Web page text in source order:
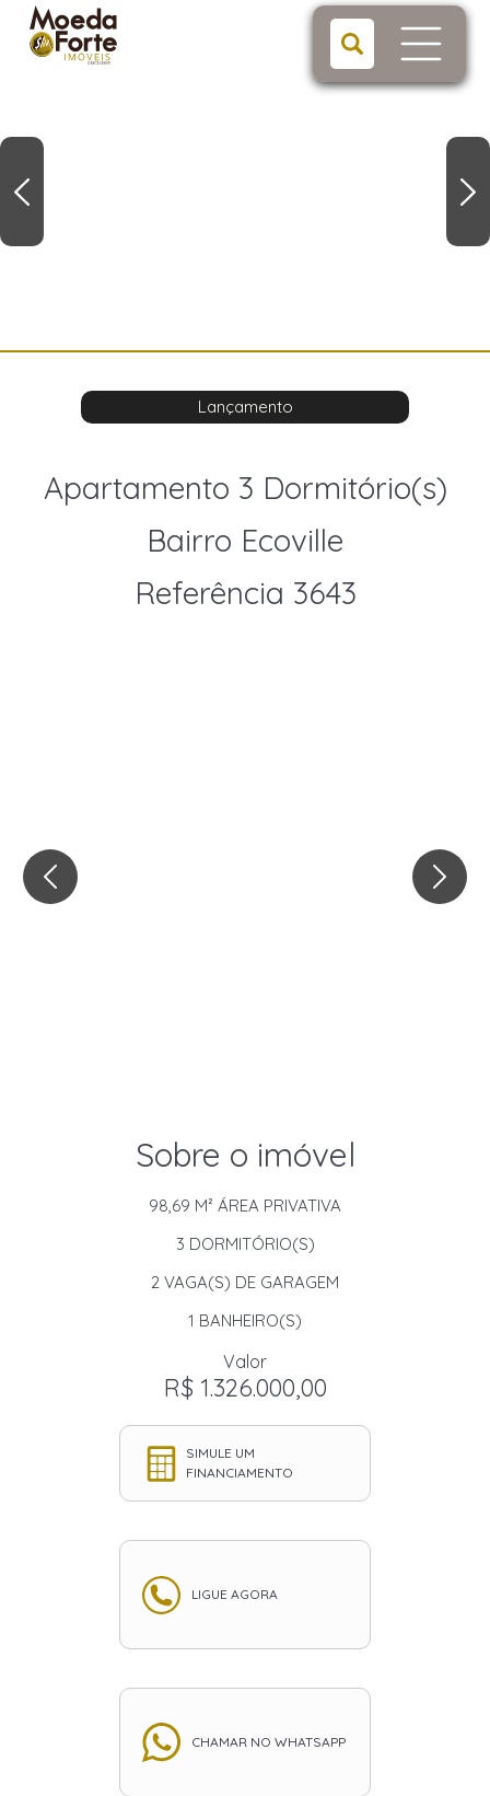
Lançamento
Apartamento 3 Dormitório(s)
Bairro Ecoville
Referência 3643
Sobre o imóvel
98,69 M² ÁREA PRIVATIVA
3 DORMITÓRIO(S)
2 VAGA(S) DE GARAGEM
1 BANHEIRO(S)
Valor
R$ 1.326.000,00
SIMULE UM
FINANCIAMENTO
LIGUE AGORA
CHAMAR NO WHATSAPP